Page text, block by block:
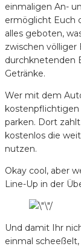
einmaligen An-
ermöglicht Euch
alles geboten,
zwischen völliger
durchknetenden
Getränke.
Wer mit dem
kostenpflichtigen
parken. Dort
kostenlos die
nutzen.
Okay cool, aber
Line-Up in der
Und damit Ihr
einmal